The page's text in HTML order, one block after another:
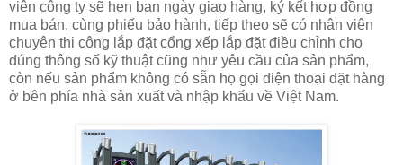
viên công ty sẽ hẹn bạn ngày giao hàng, ký kết hợp đồng
mua bán, cùng phiếu bảo hành, tiếp theo sẽ có nhân viên
chuyên thi công lắp đặt cổng xếp lắp đặt điều chỉnh cho
đúng thông số kỹ thuật cũng như yêu cầu của sản phẩm,
còn nếu sản phẩm không có sẵn họ gọi điện thoại đặt hàng
ở bên phía nhà sản xuất và nhập khẩu về Việt Nam.